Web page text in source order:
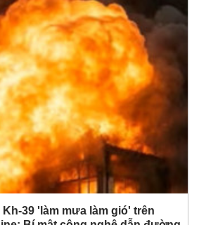
39 'làm mưa làm gió' trên